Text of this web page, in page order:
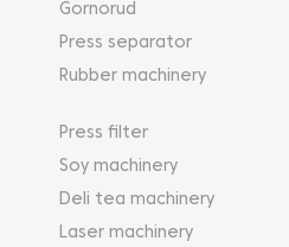
Gornorud
Press separator
Rubber machinery
Press filter
Soy machinery
Deli tea machinery
Laser machinery